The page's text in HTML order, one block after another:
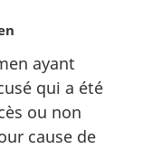
ayant
qui a été
ou non
cause de